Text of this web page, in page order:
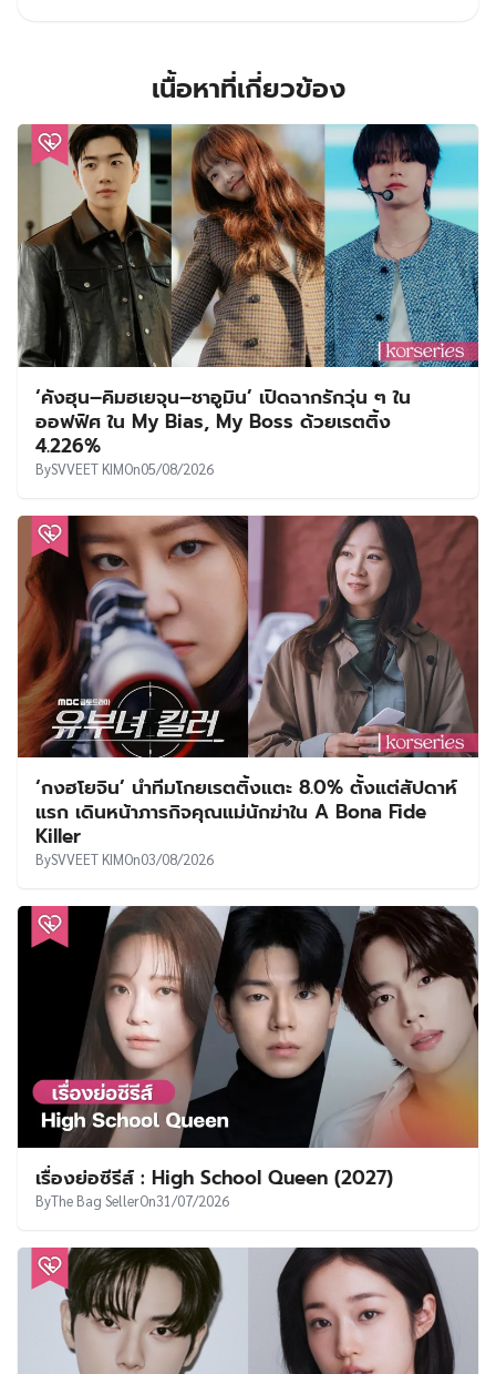
เนื้อหาที่เกี่ยวข้อง
‘คังฮุน–คิมฮเยจุน–ชาอูมิน’ เปิดฉากรักวุ่น ๆ ใน
ออฟฟิศ ใน My Bias, My Boss ด้วยเรตติ้ง
4.226%
BySVVEET KIMOn05/08/2026
‘กงฮโยจิน’ นำทีมโกยเรตติ้งแตะ 8.0% ตั้งแต่สัปดาห์
แรก เดินหน้าภารกิจคุณแม่นักฆ่าใน A Bona Fide
Killer
BySVVEET KIMOn03/08/2026
เรื่องย่อซีรีส์ : High School Queen (2027)
ByThe Bag SellerOn31/07/2026